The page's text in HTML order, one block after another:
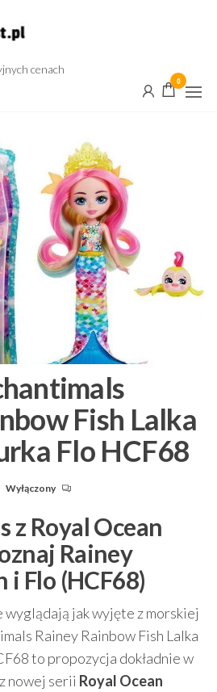
cenach
0
Fish Lalka
Flo HCF68
Wyłączony
z Royal Ocean
Rainey
i Flo (HCF68)
wyglądają jak wyjęte z morskiej
Rainey Rainbow Fish Lalka
to propozycja dokładnie w
nowej serii Royal Ocean